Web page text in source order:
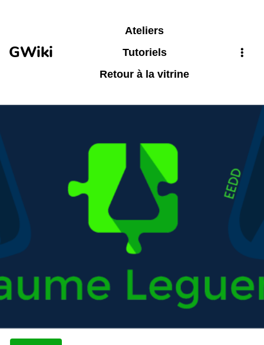
GWiki
Ateliers
Tutoriels
Retour à la vitrine